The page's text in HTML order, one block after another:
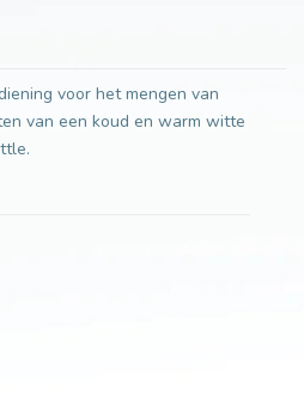
voor het mengen van
van een koud en warm witte